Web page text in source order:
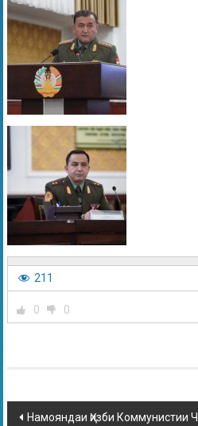
211
0 0
Намояндаи Ҳизби Коммунистии